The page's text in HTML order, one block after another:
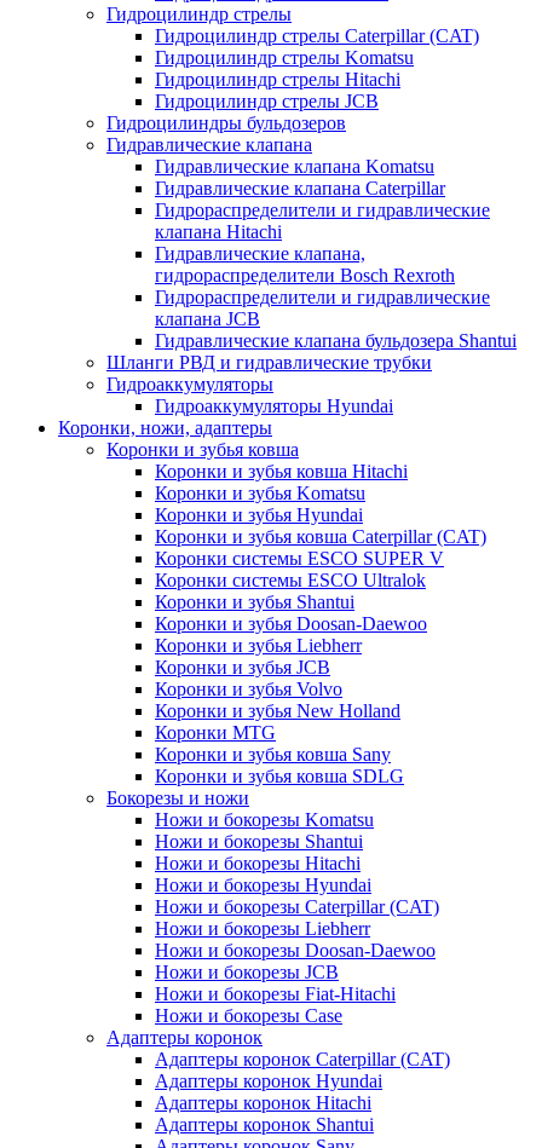
Гидроцилиндр стрелы
Гидроцилиндр стрелы Caterpillar (CAT)
Гидроцилиндр стрелы Komatsu
Гидроцилиндр стрелы Hitachi
Гидроцилиндр стрелы JCB
Гидроцилиндры бульдозеров
Гидравлические клапана
Гидравлические клапана Komatsu
Гидравлические клапана Caterpillar
Гидрораспределители и гидравлические
клапана Hitachi
Гидравлические клапана,
гидрораспределители Bosch Rexroth
Гидрораспределители и гидравлические
клапана JCB
Гидравлические клапана бульдозера Shantui
Шланги РВД и гидравлические трубки
Гидроаккумуляторы
Гидроаккумуляторы Hyundai
Коронки, ножи, адаптеры
Коронки и зубья ковша
Коронки и зубья ковша Hitachi
Коронки и зубья Komatsu
Коронки и зубья Hyundai
Коронки и зубья ковша Caterpillar (CAT)
Коронки системы ESCO SUPER V
Коронки системы ESCO Ultralok
Коронки и зубья Shantui
Коронки и зубья Doosan-Daewoo
Коронки и зубья Liebherr
Коронки и зубья JCB
Коронки и зубья Volvo
Коронки и зубья New Holland
Коронки MTG
Коронки и зубья ковша Sany
Коронки и зубья ковша SDLG
Бокорезы и ножи
Ножи и бокорезы Komatsu
Ножи и бокорезы Shantui
Ножи и бокорезы Hitachi
Ножи и бокорезы Hyundai
Ножи и бокорезы Caterpillar (CAT)
Ножи и бокорезы Liebherr
Ножи и бокорезы Doosan-Daewoo
Ножи и бокорезы JCB
Ножи и бокорезы Fiat-Hitachi
Ножи и бокорезы Case
Адаптеры коронок
Адаптеры коронок Caterpillar (CAT)
Адаптеры коронок Hyundai
Адаптеры коронок Hitachi
Адаптеры коронок Shantui